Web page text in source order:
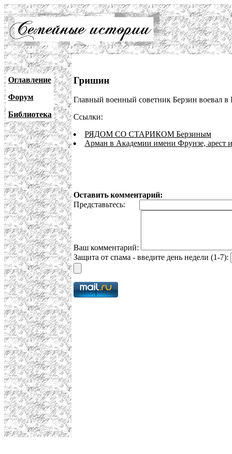
Оглавление
Форум
Библиотека
Гришин
Главный военный советник Берзин воевал
Ссылки:
РЯДОМ СО СТАРИКОМ Берзиным
Арман в Академии имени Фрунзе, арест
Оставить комментарий:
Представьтесь:
Ваш комментарий:
Защита от спама - введите день недели (1-7):